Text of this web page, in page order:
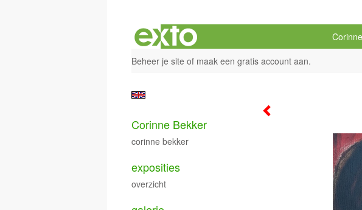
Beheer je site of maak een gratis account aan.
Corinne Bekker
corinne bekker
exposities
overzicht